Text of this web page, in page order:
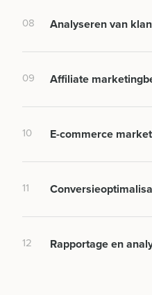
08 Analyseren van
09 Affiliate
10 E-commerce
11
12 Rapportage en